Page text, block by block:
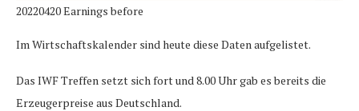
20220420 Earnings before
Im Wirtschaftskalender sind heute diese Daten aufgelistet.
Das IWF Treffen setzt sich fort und 8.00 Uhr gab es bereits die
Erzeugerpreise aus Deutschland.